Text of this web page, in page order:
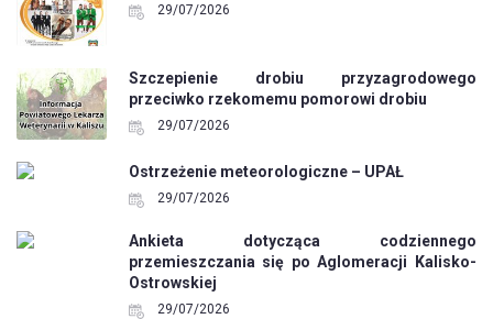
29/07/2026
Szczepienie drobiu przyzagrodowego
przeciwko rzekomemu pomorowi drobiu
29/07/2026
Ostrzeżenie meteorologiczne – UPAŁ
29/07/2026
Ankieta dotycząca codziennego
przemieszczania się po Aglomeracji Kalisko-
Ostrowskiej
29/07/2026